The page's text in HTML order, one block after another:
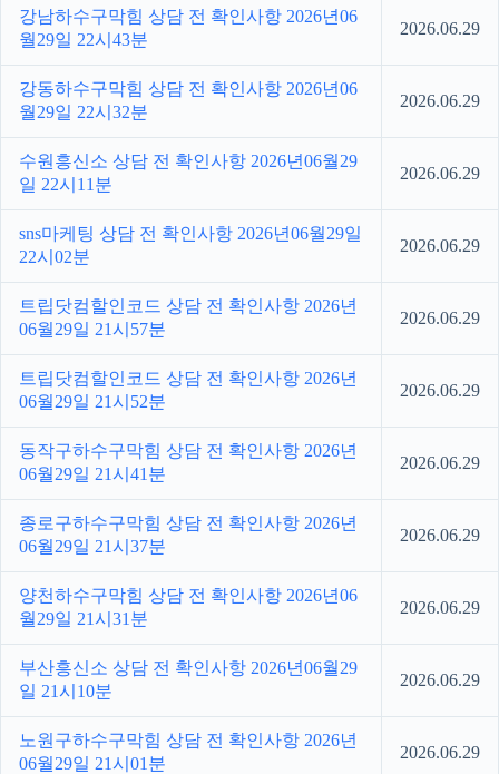
강남하수구막힘 상담 전 확인사항 2026년06
월29일 22시43분
2026.06.29
강동하수구막힘 상담 전 확인사항 2026년06
월29일 22시32분
2026.06.29
수원흥신소 상담 전 확인사항 2026년06월29
일 22시11분
2026.06.29
sns마케팅 상담 전 확인사항 2026년06월29일
22시02분
2026.06.29
트립닷컴할인코드 상담 전 확인사항 2026년
06월29일 21시57분
2026.06.29
트립닷컴할인코드 상담 전 확인사항 2026년
06월29일 21시52분
2026.06.29
동작구하수구막힘 상담 전 확인사항 2026년
06월29일 21시41분
2026.06.29
종로구하수구막힘 상담 전 확인사항 2026년
06월29일 21시37분
2026.06.29
양천하수구막힘 상담 전 확인사항 2026년06
월29일 21시31분
2026.06.29
부산흥신소 상담 전 확인사항 2026년06월29
일 21시10분
2026.06.29
노원구하수구막힘 상담 전 확인사항 2026년
06월29일 21시01분
2026.06.29